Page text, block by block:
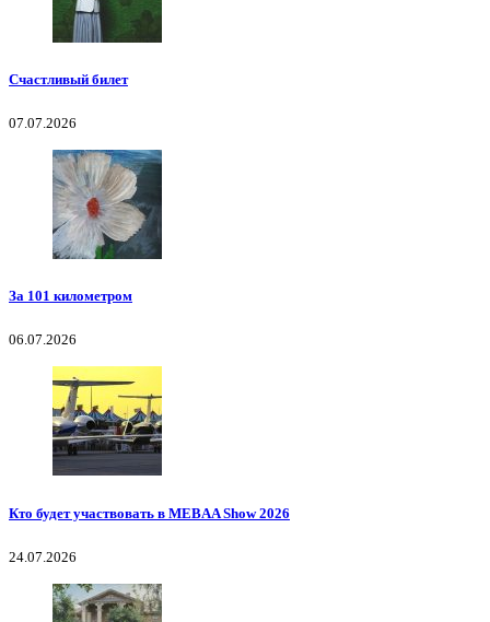
Счастливый билет
07.07.2026
За 101 километром
06.07.2026
Кто будет участвовать в MEBAA Show 2026
24.07.2026